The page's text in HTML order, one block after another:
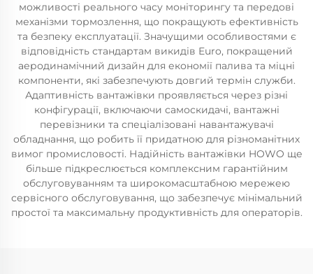
можливості реального часу моніторингу та передові
механізми тормозлення, що покращують ефективність
та безпеку експлуатації. Значущими особливостями є
відповідність стандартам викидів Euro, покращений
аеродинамічний дизайн для економії палива та міцні
компоненти, які забезпечують довгий термін служби.
Адаптивність вантажівки проявляється через різні
конфігурації, включаючи самоскидачі, вантажні
перевізники та спеціалізовані навантажувачі
обладнання, що робить її придатною для різноманітних
вимог промисловості. Надійність вантажівки HOWO ще
більше підкреслюється комплексним гарантійним
обслуговуванням та широкомасштабною мережею
сервісного обслуговування, що забезпечує мінімальний
простої та максимальну продуктивність для операторів.